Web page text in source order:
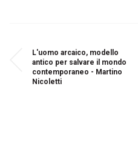
L'uomo arcaico, modello
antico per salvare il mondo
contemporaneo - Martino
Nicoletti